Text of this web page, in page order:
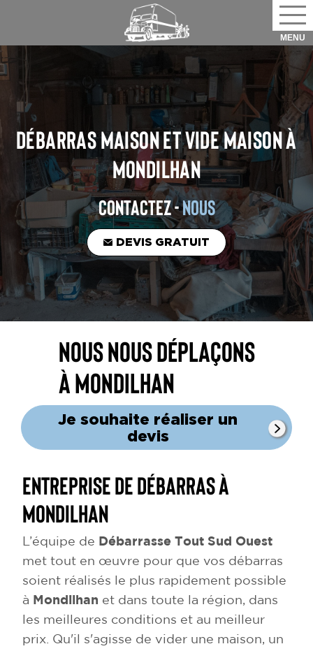
DÉBARRAS MAISON ET VIDE MAISONÀ
MONDILHAN
CONTACTEZ -NOUS
DEVIS GRATUIT
Nous nous déplaçons
à Mondilhan
Je souhaite réaliser un
devis
Entreprise de débarras à
Mondilhan
L’équipe de
Débarrasse Tout Sud Ouest
met tout en œuvre pour que vos débarras
soient réalisés le plus rapidement possible
à
Mondilhan et dans toute la région, dans
les meilleures conditions et au meilleur
prix. Qu'il s'agisse de vider une maison, un